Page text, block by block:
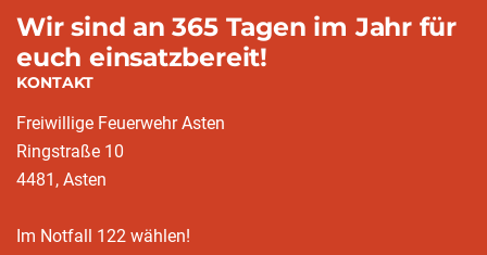
Wir sind an 365 Tagen im Jahr für
euch einsatzbereit!
KONTAKT
Freiwillige Feuerwehr Asten
Ringstraße 10
4481, Asten
Im Notfall 122 wählen!